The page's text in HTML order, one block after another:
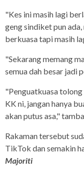
"Kes ini masih lagi
geng sindiket pun
berkuasa tapi masih
"Sekarang memang
semua dah besar jadi
"Penguatkuasa
KK ni, jangan hanya
akan putus asa,"
Rakaman tersebut
TikTok dan semakin
Majoriti